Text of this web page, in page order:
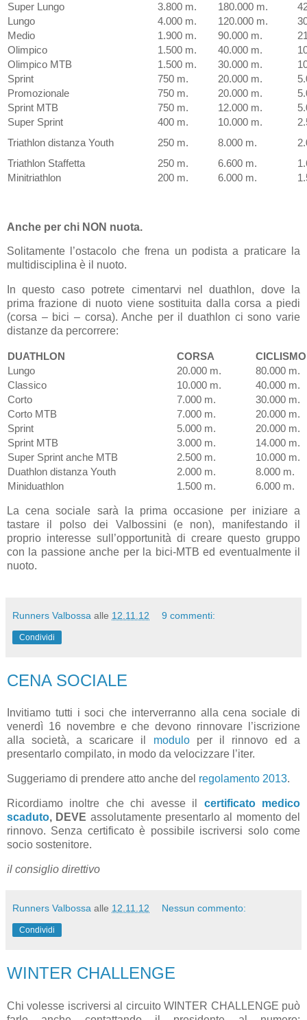
Super Lungo
3.800 m. 180.000 m.
Lungo
4.000 m. 120.000 m.
Medio
1.900 m. 90.000 m.
Olimpico
1.500 m. 40.000 m.
Olimpico MTB
1.500 m. 30.000 m.
Sprint
750 m. 20.000 m.
Promozionale
750 m. 20.000 m.
Sprint MTB
750 m. 12.000 m.
Super Sprint
400 m. 10.000 m.
Triathlon distanza Youth
250 m. 8.000 m.
Triathlon Staffetta
250 m. 6.600 m.
Minitriathlon
200 m. 6.000 m.
Anche per chi NON nuota.
Solitamente l’ostacolo che frena un podista a praticare la
multidisciplina è il nuoto.
In questo caso potrete cimentarvi nel duathlon, dove la
prima frazione di nuoto viene sostituita dalla corsa a piedi
(corsa – bici – corsa). Anche per il duathlon ci sono varie
distanze da percorrere:
DUATHLON CORSA
CICLISMO
Lungo
20.000 m.
80.000 m.
Classico
10.000 m.
40.000 m.
Corto
7.000 m.
30.000 m.
Corto MTB
7.000 m.
20.000 m.
Sprint
5.000 m.
20.000 m.
Sprint MTB
3.000 m.
14.000 m.
Super Sprint anche MTB
2.500 m.
10.000 m.
Duathlon distanza Youth
2.000 m.
8.000 m.
Miniduathlon
1.500 m. 6.000 m.
La cena sociale sarà la prima occasione per iniziare a
tastare il polso dei Valbossini (e non), manifestando il
proprio interesse sull’opportunità di creare questo gruppo
con la passione anche per la bici-MTB ed eventualmente il
nuoto.
Runners Valbossa alle 12.11.12 9 commenti:
Condividi
CENA SOCIALE
Invitiamo tutti i soci che interverranno alla cena sociale di
venerdì 16 novembre e che devono rinnovare l’iscrizione
alla società, a scaricare il moduloper il rinnovo ed a
presentarlo compilato, in modo da velocizzare l’iter.
Suggeriamo di prendere atto anche del regolamento 2013.
Ricordiamo inoltre che chi avesse il certificato medico
scaduto, DEVE assolutamente presentarlo al momento del
rinnovo. Senza certificato è possibile iscriversi solo come
socio sostenitore.
il consiglio direttivo
Runners Valbossa alle 12.11.12 Nessun commento:
Condividi
WINTER CHALLENGE
Chi volesse iscriversi al circuito WINTER CHALLENGE può